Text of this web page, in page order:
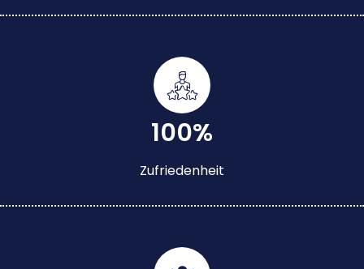
100%
Zufriedenheit